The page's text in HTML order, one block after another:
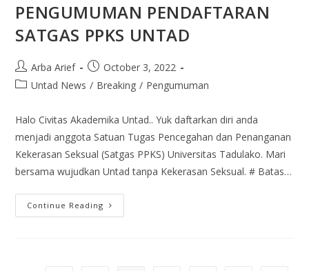
PENGUMUMAN PENDAFTARAN
SATGAS PPKS UNTAD
Arba Arief
October 3, 2022
Untad News / Breaking / Pengumuman
Halo Civitas Akademika Untad.. Yuk daftarkan diri anda
menjadi anggota Satuan Tugas Pencegahan dan Penanganan
Kekerasan Seksual (Satgas PPKS) Universitas Tadulako. Mari
bersama wujudkan Untad tanpa Kekerasan Seksual. # Batas…
Continue Reading